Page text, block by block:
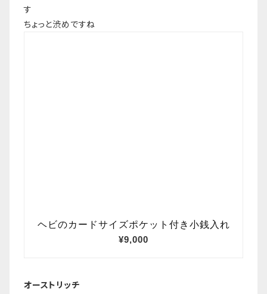
す
ちょっと渋めですね
オーストリッチ